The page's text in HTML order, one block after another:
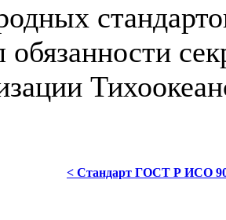
< Стандарт ГОСТ Р ИСО